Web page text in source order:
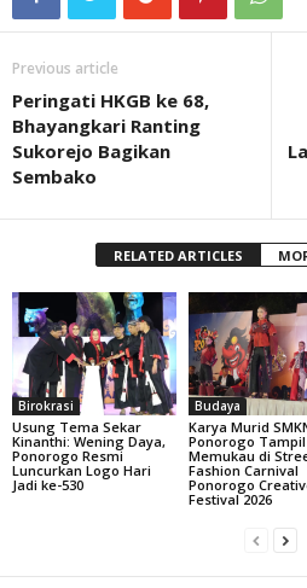
Previous article
Peringati HKGB ke 68,
Bhayangkari Ranting
Sukorejo Bagikan
Sembako
RELATED ARTICLES
Birokrasi
Usung Tema Sekar
Kinanthi: Wening Daya,
Ponorogo Resmi
Luncurkan Logo Hari
Jadi ke-530
Budaya
Karya Murid
Ponorogo Tampil
Memukau di
Fashion Carnival
Ponorogo
Festival 2026